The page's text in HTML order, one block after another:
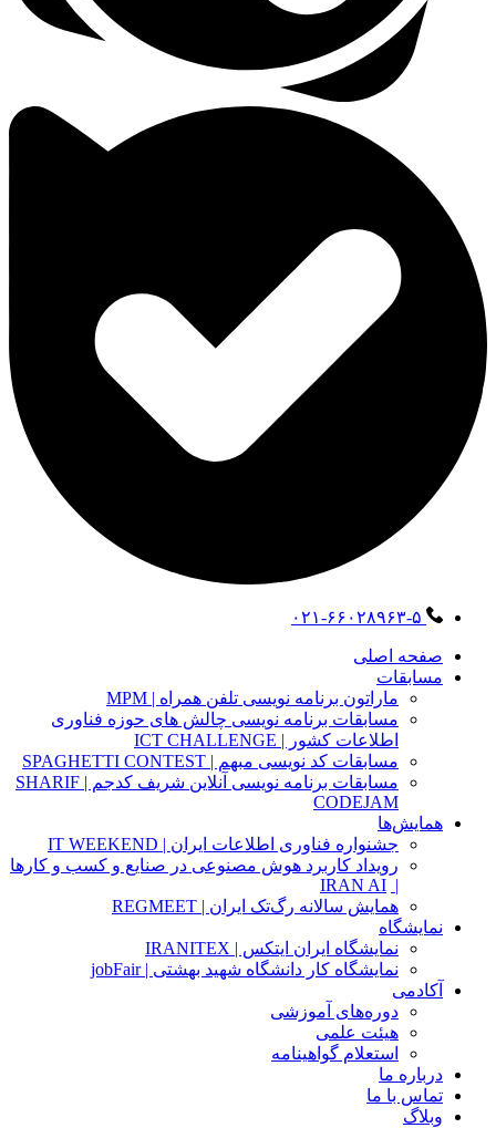
۰۲۱-۶۶۰۲۸۹۶۳-۵
صفحه اصلی
مسابقات
ماراتون برنامه نویسی تلفن همراه | MPM
مسابقات برنامه نویسی چالش های حوزه فناوری
اطلاعات کشور | ICT CHALLENGE
مسابقات کد نویسی مبهم | SPAGHETTI CONTEST
مسابقات برنامه نویسی آنلاین شریف کدجم | SHARIF
CODEJAM
همایش‌ها
جشنواره فناوری اطلاعات ایران | IT WEEKEND
رویداد کاربرد هوش مصنوعی در صنایع و کسب و کارها
|
IRAN AI
همایش سالانه رگ‌تک ایران | REGMEET
نمایشگاه
نمایشگاه ایران ایتکس | IRANITEX
نمایشگاه کار دانشگاه شهید بهشتی | jobFair
آکادمی
دوره‌های آموزشی
هیئت علمی
استعلام گواهینامه
درباره ما
تماس با ما
وبلاگ